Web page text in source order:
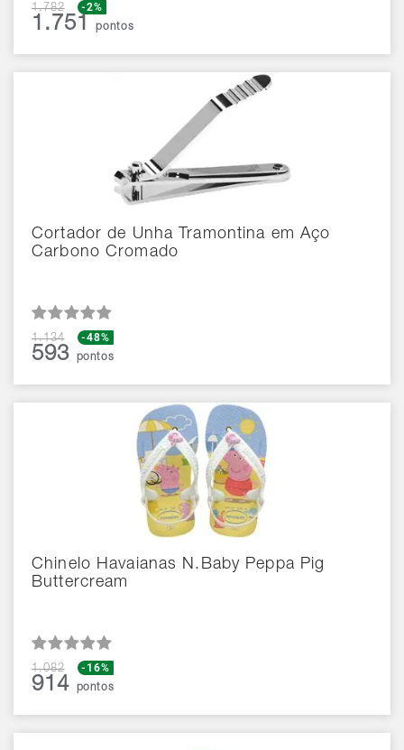
1.782 -2%
1.751pontos
Cortador de Unha Tramontina em Aço
Carbono Cromado
1.134 -48%
593 pontos
Chinelo Havaianas N.Baby Peppa Pig
Buttercream
1.082 -16%
914 pontos